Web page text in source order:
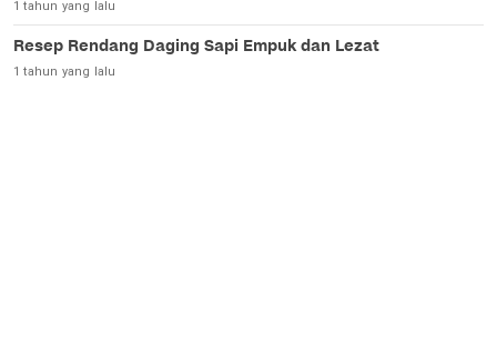
1 tahun yang lalu
Resep Rendang Daging Sapi Empuk dan Lezat
1 tahun yang lalu